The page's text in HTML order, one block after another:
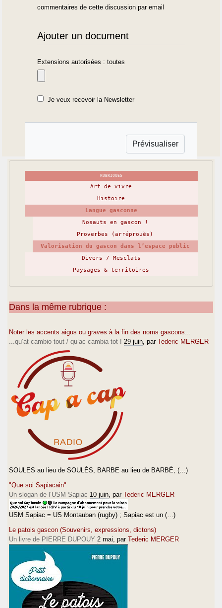
commentaires de cette discussion par email
Ajouter un document
Extensions autorisées : toutes
Je veux recevoir la Newsletter
RUBRIQUES
Art de vivre
Histoire
Langue gasconne
Nosauts en gascon !
Proverbes (arréprouès)
Valorisation du gascon dans l’espace public
Divers / Mesclats
Paysages & territoires
Dans la même rubrique :
Noter les accents aigus ou graves à la fin des noms gascons...
...qu’at cambio tout / qu’ac cambia tot ! 29 juin , par Tederic MERGER
SOULES au lieu de SOULÈS, BARBE au lieu de BARBÈ, (…)
"Que soi Sapiacain"
Un slogan de l’USM Sapiac 10 juin , par Tederic MERGER
USM Sapiac = US Montauban (rugby) ; Sapiac est un (…)
Le patois gascon (Souvenirs, expressions, dictons)
Un livre de PIERRE DUPOUY 2 mai , par Tederic MERGER